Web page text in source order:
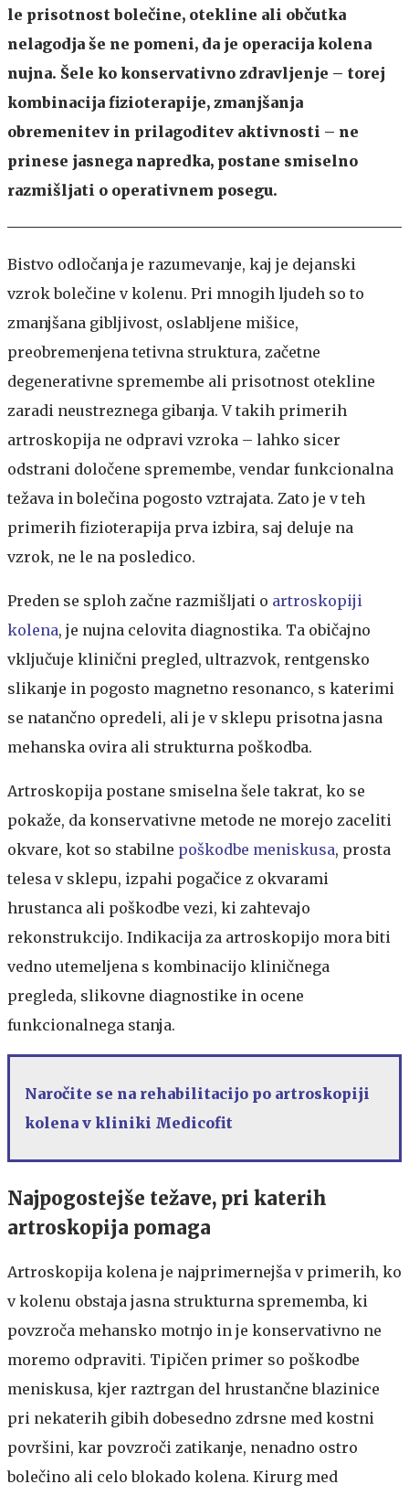
le prisotnost bolečine, otekline ali občutka
nelagodja še ne pomeni, da je operacija kolena
nujna. Šele ko konservativno zdravljenje – torej
kombinacija fizioterapije, zmanjšanja
obremenitev in prilagoditev aktivnosti – ne
prinese jasnega napredka, postane smiselno
razmišljati o operativnem posegu.
Bistvo odločanja je razumevanje, kaj je dejanski
vzrok bolečine v kolenu. Pri mnogih ljudeh so to
zmanjšana gibljivost, oslabljene mišice,
preobremenjena tetivna struktura, začetne
degenerativne spremembe ali prisotnost otekline
zaradi neustreznega gibanja. V takih primerih
artroskopija ne odpravi vzroka – lahko sicer
odstrani določene spremembe, vendar funkcionalna
težava in bolečina pogosto vztrajata. Zato je v teh
primerih fizioterapija prva izbira, saj deluje na
vzrok, ne le na posledico.
Preden se sploh začne razmišljati o artroskopiji
kolena, je nujna celovita diagnostika. Ta običajno
vključuje klinični pregled, ultrazvok, rentgensko
slikanje in pogosto magnetno resonanco, s katerimi
se natančno opredeli, ali je v sklepu prisotna jasna
mehanska ovira ali strukturna poškodba.
Artroskopija postane smiselna šele takrat, ko se
pokaže, da konservativne metode ne morejo zaceliti
okvare, kot so stabilne poškodbe meniskusa, prosta
telesa v sklepu, izpahi pogačice z okvarami
hrustanca ali poškodbe vezi, ki zahtevajo
rekonstrukcijo. Indikacija za artroskopijo mora biti
vedno utemeljena s kombinacijo kliničnega
pregleda, slikovne diagnostike in ocene
funkcionalnega stanja.
Naročite se na rehabilitacijo po artroskopiji
kolena v kliniki Medicofit
Najpogostejše težave, pri katerih
artroskopija pomaga
Artroskopija kolena je najprimernejša v primerih, ko
v kolenu obstaja jasna strukturna sprememba, ki
povzroča mehansko motnjo in je konservativno ne
moremo odpraviti. Tipičen primer so poškodbe
meniskusa, kjer raztrgan del hrustančne blazinice
pri nekaterih gibih dobesedno zdrsne med kostni
površini, kar povzroči zatikanje, nenadno ostro
bolečino ali celo blokado kolena. Kirurg med